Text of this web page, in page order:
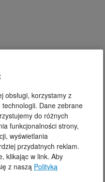
obsługi, korzystamy z
Dane zebrane
do różnych
funkcjonalności strony,
wyświetlania
przydatnych reklam.
klikając w link. Aby
z naszą Polityką